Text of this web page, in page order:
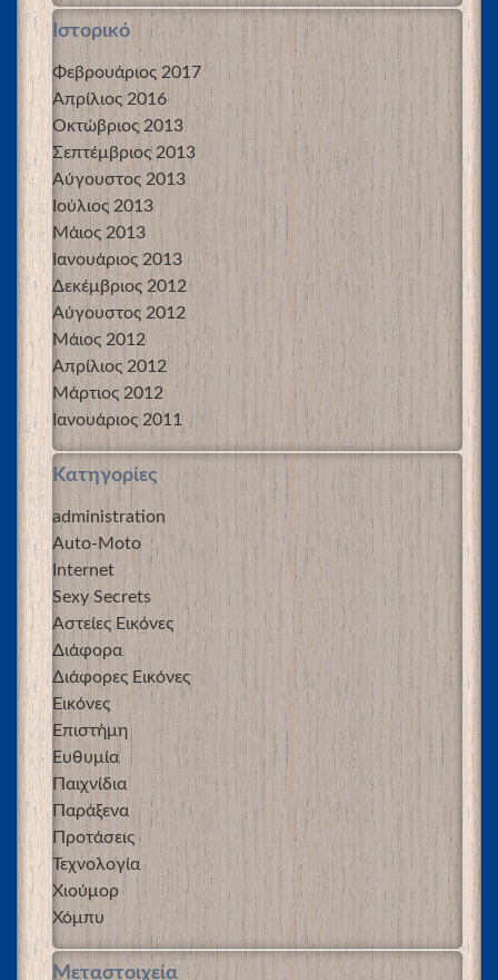
Ιστορικό
Φεβρουάριος 2017
Απρίλιος 2016
Οκτώβριος 2013
Σεπτέμβριος 2013
Αύγουστος 2013
Ιούλιος 2013
Μάιος 2013
Ιανουάριος 2013
Δεκέμβριος 2012
Αύγουστος 2012
Μάιος 2012
Απρίλιος 2012
Μάρτιος 2012
Ιανουάριος 2011
Kατηγορίες
administration
Auto-Moto
Internet
Sexy Secrets
Αστείες Εικόνες
Διάφορα
Διάφορες Εικόνες
Εικόνες
Επιστήμη
Ευθυμία
Παιχνίδια
Παράξενα
Προτάσεις
Τεχνολογία
Χιούμορ
Χόμπυ
Μεταστοιχεία